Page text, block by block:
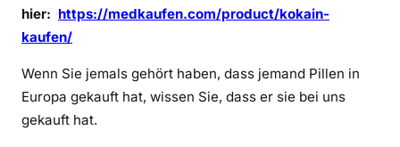
k
n
hier: https://medkaufen.com/product/kokain-
kaufen/
Wenn Sie jemals gehört haben, dass jemand Pillen in
Europa gekauft hat, wissen Sie, dass er sie bei uns
gekauft hat.